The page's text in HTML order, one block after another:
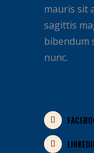
mauris sit
sagittis
bibendum
nunc.